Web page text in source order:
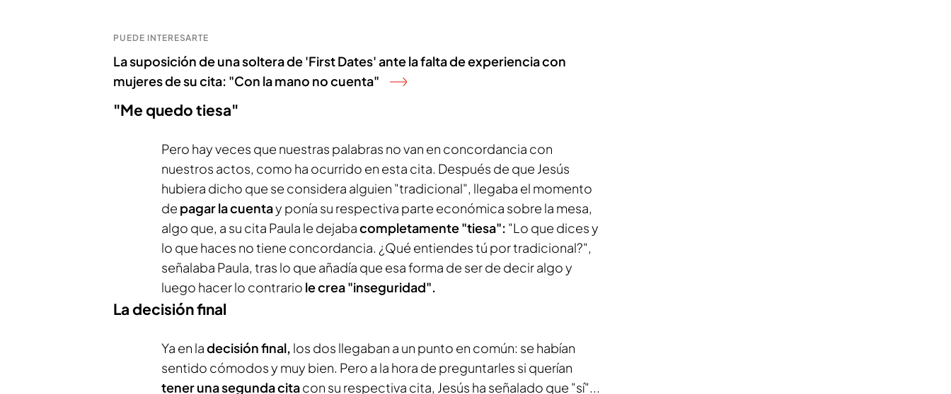
PUEDE INTERESARTE
La suposición de una soltera de 'First Dates' ante la falta de experiencia con
mujeres de su cita: "Con la mano no cuenta"
"Me quedo tiesa"
Pero hay veces que nuestras palabras no van en concordancia con
nuestros actos, como ha ocurrido en esta cita. Después de que Jesús
hubiera dicho que se considera alguien "tradicional", llegaba el momento
de pagar la cuentay ponía su respectiva parte económica sobre la mesa,
algo que, a su cita Paula le dejabacompletamente "tiesa": "Lo que dices y
lo que haces no tiene concordancia. ¿Qué entiendes tú por tradicional?",
señalaba Paula, tras lo que añadía que esa forma de ser de decir algo y
luego hacer lo contrario le crea "inseguridad".
La decisión final
Ya en ladecisión final, los dos llegaban a un punto en común: se habían
sentido cómodos y muy bien. Pero a la hora de preguntarles si querían
tener una segunda citacon su respectiva cita, Jesús ha señalado que "sí"...